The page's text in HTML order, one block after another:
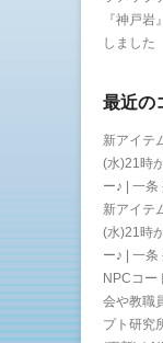
『神戸
しました
最近の
新アイテ
(水)21時
ー♪ | 一条
新アイテ
(水)21時
ー♪ | 一条
NPCコー
会や教職
プト研究